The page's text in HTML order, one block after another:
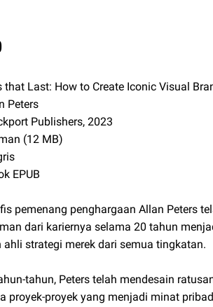
that Last: How to Create Iconic Visual
Peters
Publishers, 2023
(12 MB)
EPUB
pemenang penghargaan Allan Peters
dari kariernya selama 20 tahun
ahli strategi merek dari semua tingkatan.
tahun, Peters telah mendesain
proyek-proyek yang menjadi minat